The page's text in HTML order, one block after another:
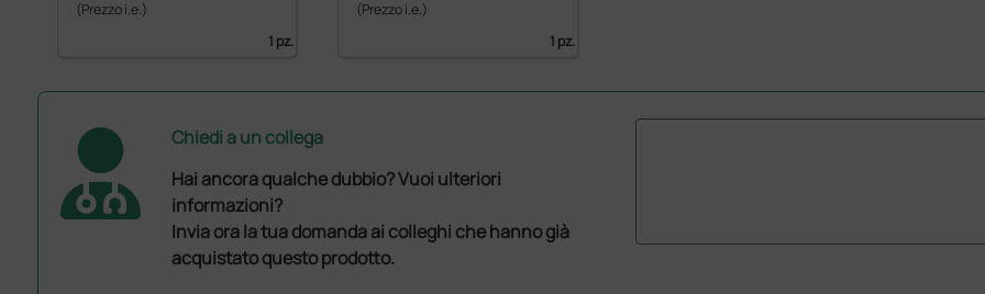
(Prezzo i.e.)
1 pz.
(Prezzo i.e.)
1 pz.
Chiedi a un collega
Hai ancora qualche dubbio? Vuoi ulteriori
informazioni?
Invia ora la tua domanda ai colleghi che hanno già
acquistato questo prodotto.